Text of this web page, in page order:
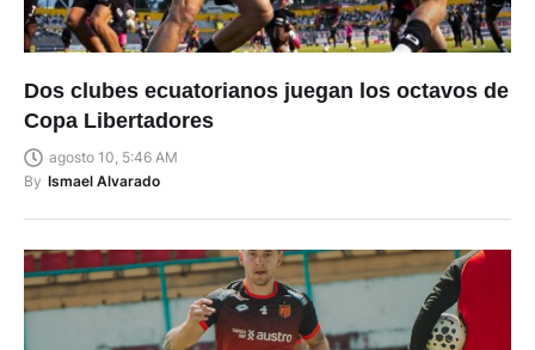
Dos clubes ecuatorianos juegan los octavos de
Copa Libertadores
agosto 10, 5:46 AM
By Ismael Alvarado